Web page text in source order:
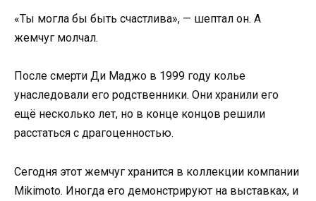
«Ты могла бы быть счастлива», — шептал он. А
жемчуг молчал.
После смерти Ди Маджо в 1999 году колье
унаследовали его родственники. Они хранили его
ещё несколько лет, но в конце концов решили
расстаться с драгоценностью.
Сегодня этот жемчуг хранится в коллекции компании
Mikimoto. Иногда его демонстрируют на выставках, и